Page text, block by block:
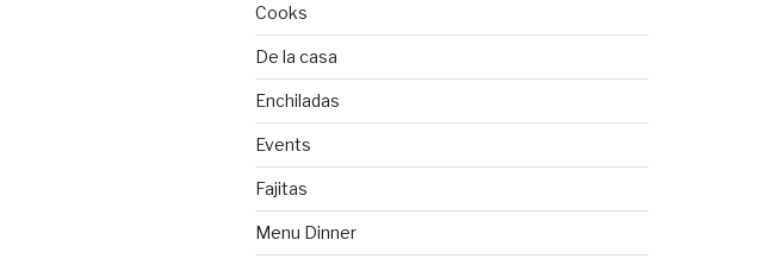
Cooks
De la casa
Enchiladas
Events
Fajitas
Menu Dinner